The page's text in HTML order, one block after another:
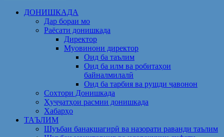
ДОНИШКАДА
Дар бораи мо
Раёсати донишкада
Директор
Муовинони директор
Оид ба таълим
Оид ба илм ва робитаҳои
байналмилалӣ
Оид ба тарбия ва рушди ҷавонон
Сохтори Донишкада
Ҳуҷҷатҳои расмии донишкада
Хабарҳо
ТАЪЛИМ
Шуъбаи банақшагирӣ ва назорати раванди таълим